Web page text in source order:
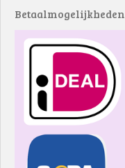
Betaalmogelijkheden